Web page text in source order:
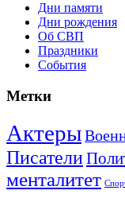
Дни памяти
Дни рождения
Об СВП
Праздники
События
Метки
Актеры
Писатели
менталитет